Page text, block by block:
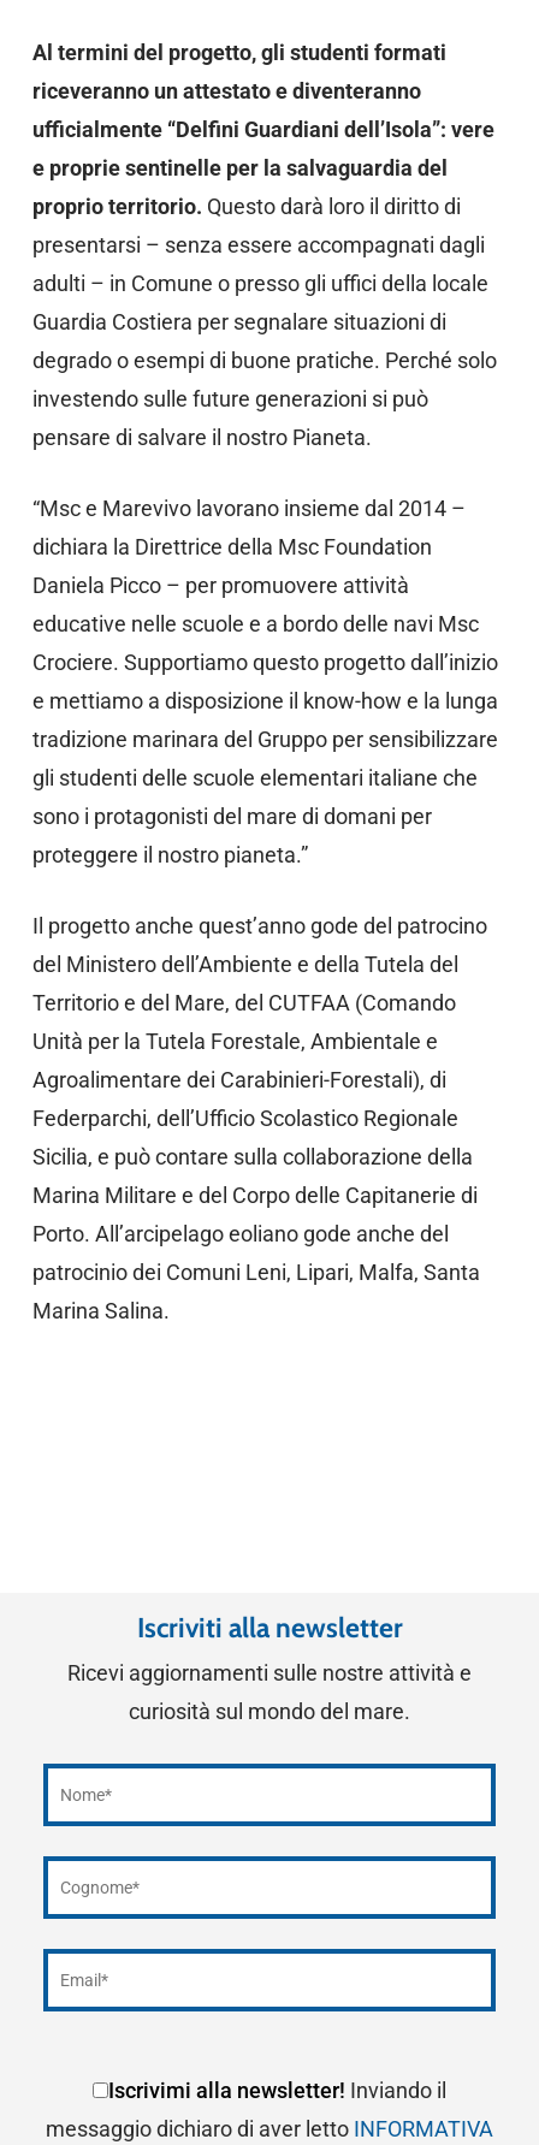
Al termini del progetto, gli studenti formati
riceveranno un attestato e diventeranno
ufficialmente “Delfini Guardiani dell’Isola”: vere
e proprie sentinelle per la salvaguardia del
proprio territorio. Questo darà loro il diritto di
presentarsi – senza essere accompagnati dagli
adulti – in Comune o presso gli uffici della locale
Guardia Costiera per segnalare situazioni di
degrado o esempi di buone pratiche. Perché solo
investendo sulle future generazioni si può
pensare di salvare il nostro Pianeta.
“Msc e Marevivo lavorano insieme dal 2014 –
dichiara la Direttrice della Msc Foundation
Daniela Picco – per promuovere attività
educative nelle scuole e a bordo delle navi Msc
Crociere. Supportiamo questo progetto dall’inizio
e mettiamo a disposizione il know-how e la lunga
tradizione marinara del Gruppo per sensibilizzare
gli studenti delle scuole elementari italiane che
sono i protagonisti del mare di domani per
proteggere il nostro pianeta.”
Il progetto anche quest’anno gode del patrocino
del Ministero dell’Ambiente e della Tutela del
Territorio e del Mare, del CUTFAA (Comando
Unità per la Tutela Forestale, Ambientale e
Agroalimentare dei Carabinieri-Forestali), di
Federparchi, dell’Ufficio Scolastico Regionale
Sicilia, e può contare sulla collaborazione della
Marina Militare e del Corpo delle Capitanerie di
Porto. All’arcipelago eoliano gode anche del
patrocinio dei Comuni Leni, Lipari, Malfa, Santa
Marina Salina.
Iscriviti alla newsletter
Ricevi aggiornamenti sulle nostre attività e
curiosità sul mondo del mare.
Iscrivimi alla newsletter! Inviando il
messaggio dichiaro di aver letto INFORMATIVA